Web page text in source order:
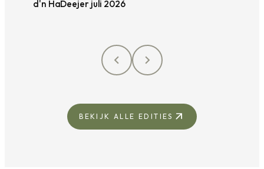
d'n HaDeejer juli 2026
BEKIJK ALLE EDITIES